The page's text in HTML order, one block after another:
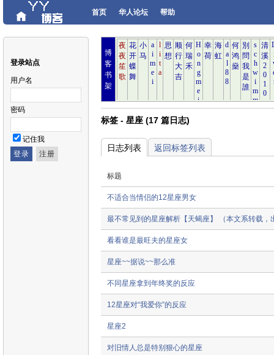
首页 华人论坛 帮助
登录站点
用户名
密码
记住我
博
客
书
架
标签 - 星座 (17 篇日志)
日志列表 返回标签列表
标题
不适合当情侣的12星座男女
最不常见到的星座解析【天蝎座】 （本文系转载，
看看谁是最旺夫的星座女
星座~~据说~~那么准
不同星座拿到年终奖的反应
12星座对“我爱你”的反应
星座2
对旧情人总是特别狠心的星座